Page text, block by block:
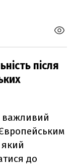
після
важливий
Європейським
до